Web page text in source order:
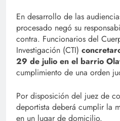
En desarrollo de las
procesado negó su
contra. Funcionarios del
Investigación (CTI)
29 de julio en el barrio
cumplimiento de una orden
Por disposición del juez de
deportista deberá cumplir la
en un lugar de domicilio.